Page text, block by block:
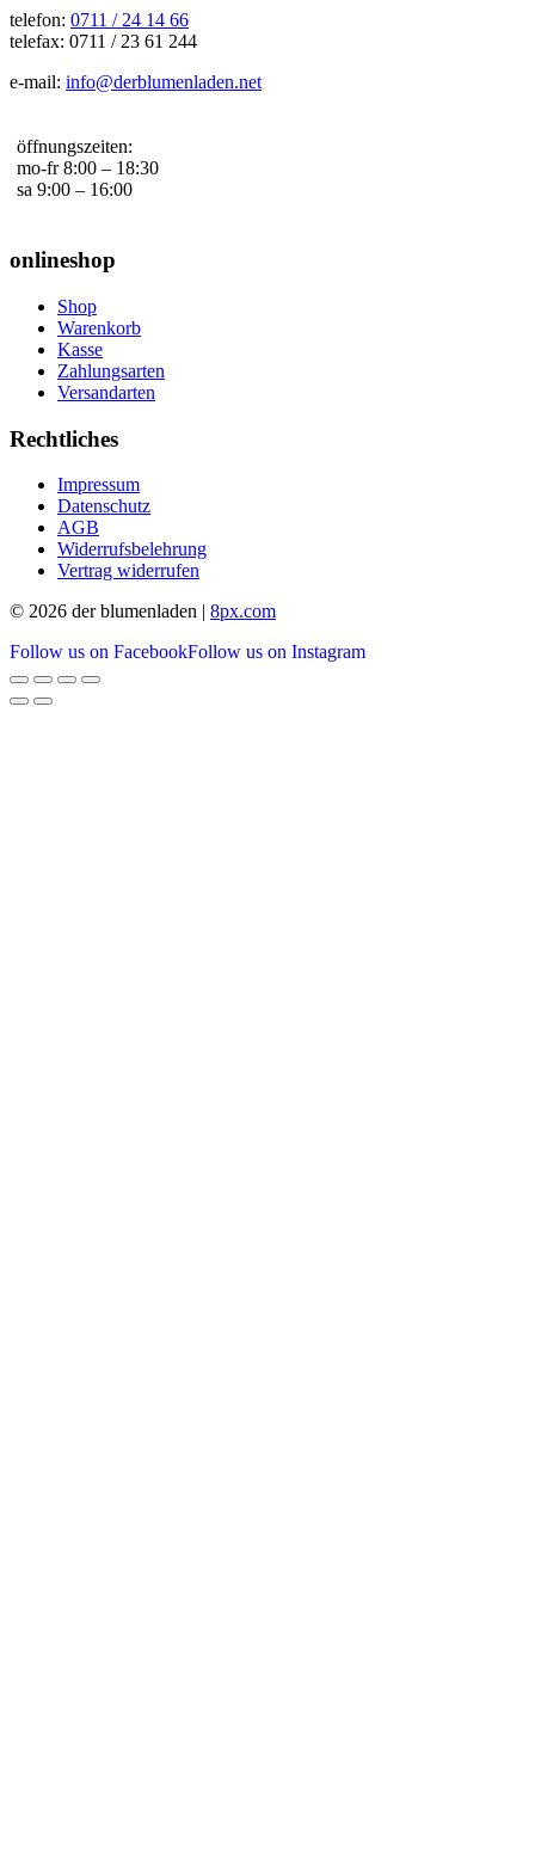
telefon: 0711 / 24 14 66
telefax: 0711 / 23 61 244
e-mail: info@derblumenladen.net
öffnungszeiten:
mo-fr 8:00 – 18:30
sa 9:00 – 16:00
onlineshop
Shop
Warenkorb
Kasse
Zahlungsarten
Versandarten
Rechtliches
Impressum
Datenschutz
AGB
Widerrufsbelehrung
Vertrag widerrufen
© 2026 der blumenladen | 8px.com
Follow us on FacebookFollow us on Instagram